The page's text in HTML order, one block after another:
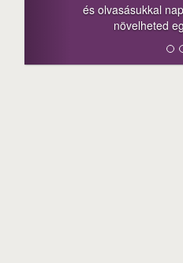
és olvasásukkal
növelheted